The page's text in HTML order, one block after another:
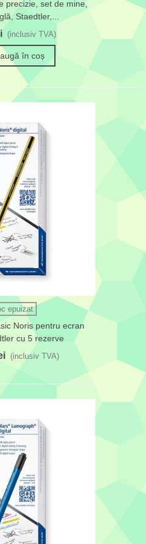
precizie, set de mine,
Staedtler,...
(inclusiv TVA)
în coș
epuizat
Noris pentru ecran
cu 5 rezerve
(inclusiv TVA)